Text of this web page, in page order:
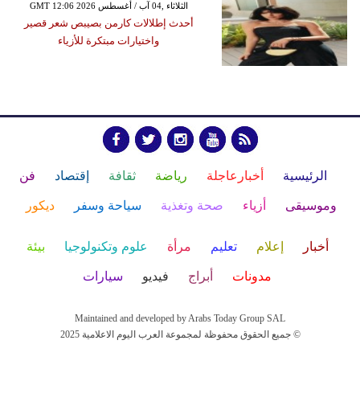
GMT 12:06 2026 الثلاثاء ,04 آب / أغسطس
أحدث إطلالات كارمن بصيبص شعر قصير
واختيارات مبتكرة للأزياء
الرئيسية أخبارعاجلة رياضة ثقافة إقتصاد فن
وموسيقى أزياء صحة وتغذية سياحة وسفر ديكور
أخبار إعلام تعليم مرأة علوم وتكنولوجيا بيئة
مدونات أبراج فيديو سيارات
Maintained and developed by Arabs Today Group SAL
جميع الحقوق محفوظة لمجموعة العرب اليوم الاعلامية 2025 ©